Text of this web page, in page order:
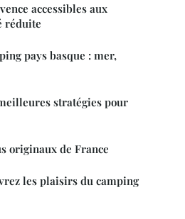
accessibles aux
réduite
pays basque : mer,
stratégies pour
originaux de France
les plaisirs du camping